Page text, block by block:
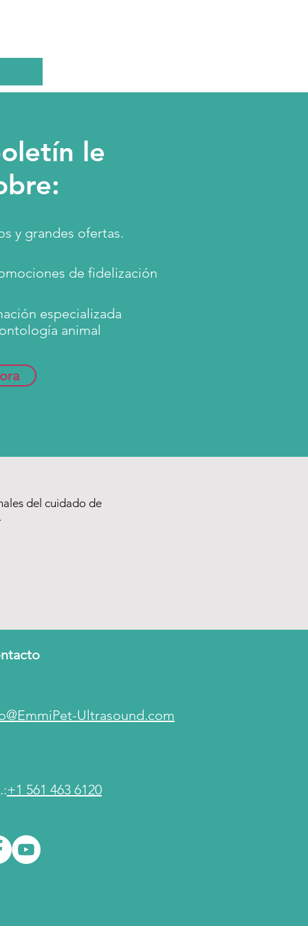
le
y grandes ofertas.
de fidelización
especializada
animal
del cuidado de
Ultrasound.com
+1 561 463 6120